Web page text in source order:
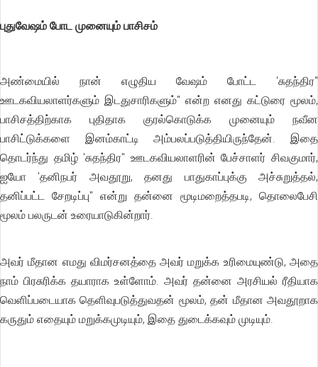
புதுவேஷம் போட முனையும் பாசிசம்
அண்மையில் நான் எழுதிய வேஷம் போட்ட 'சுதந்திர"
ஊடகவியலாளர்களும் இடதுசாரிகளும்" என்ற எனது கட்டுரை மூலம்,
பாசிசத்திற்காக புதிதாக குரல்கொடுக்க முனையும் நவீன
பாசிட்டுக்களை இனம்காட்டி அம்பலப்படுத்தியிருந்தேன். இதை
தொடர்ந்து தமிழ் 'சுதந்திர" ஊடகவியலாளரின் பேச்சாளர் சிவகுமார்,
ஐயோ 'தனிநபர் அவதூறு, தனது பாதுகாப்புக்கு அச்சுறுத்தல்,
தனிப்பட்ட சேறடிப்பு" என்று தன்னை மூடிமறைத்தபடி, தொலைபேசி
மூலம் பலருடன் உரையாடுகின்றார்.
அவர் மீதான எமது விமர்சனத்தை அவர் மறுக்க உரிமையுண்டு, அதை
நாம் பிரசுரிக்க தயாராக உள்ளோம். அவர் தன்னை அரசியல் ரீதியாக
வெளிப்படையாக தெளிவுபடுத்துவதன் மூலம், தன் மீதான அவதூறாக
கருதும் எதையும் மறுக்கமுடியும், இதை துடைக்கவும் முடியும்.